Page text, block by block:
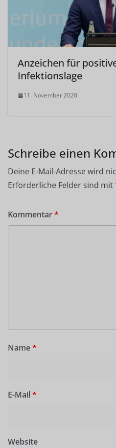
Anzeichen für
Infektionslage
11. November 2020
Schreibe einen
Deine E-Mail-Adresse wird
Erforderliche Felder sind mit
Kommentar*
Name*
E-Mail *
Website